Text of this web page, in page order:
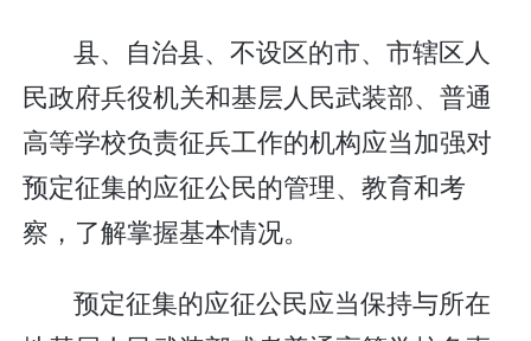
县、自治县、不设区的市、市辖区人
民政府兵役机关和基层人民武装部、普通
高等学校负责征兵工作的机构应当加强对
预定征集的应征公民的管理、教育和考
察，了解掌握基本情况。
预定征集的应征公民应当保持与所在